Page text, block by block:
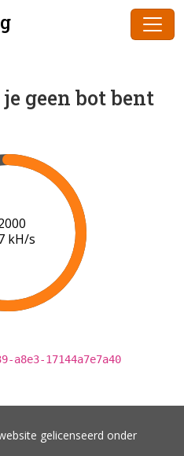
geen bot bent
kH/s
a8e3-17144a7e7a40
gelicenseerd onder